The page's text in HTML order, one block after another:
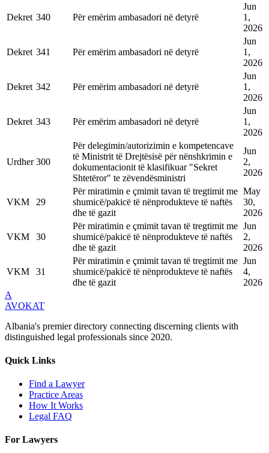
Dekret 340 Për emërim ambasadori në detyrë
Jun
1,
2026
Dekret 341 Për emërim ambasadori në detyrë
Jun
1,
2026
Dekret 342 Për emërim ambasadori në detyrë
Jun
1,
2026
Dekret 343 Për emërim ambasadori në detyrë
Jun
1,
2026
Urdher 300
Për delegimin/autorizimin e kompetencave
të Ministrit të Drejtësisë për nënshkrimin e
dokumentacionit të klasifikuar "Sekret
Shtetëror" te zëvendësministri
Jun
2,
2026
VKM 29
Për miratimin e çmimit tavan të tregtimit me
shumicë/pakicë të nënprodukteve të naftës
dhe të gazit
May
30,
2026
VKM 30
Për miratimin e çmimit tavan të tregtimit me
shumicë/pakicë të nënprodukteve të naftës
dhe të gazit
Jun
2,
2026
VKM 31
Për miratimin e çmimit tavan të tregtimit me
shumicë/pakicë të nënprodukteve të naftës
dhe të gazit
Jun
4,
2026
A
AVOKAT
Albania's premier directory connecting discerning clients with
distinguished legal professionals since 2020.
Quick Links
Find a Lawyer
Practice Areas
How It Works
Legal FAQ
For Lawyers